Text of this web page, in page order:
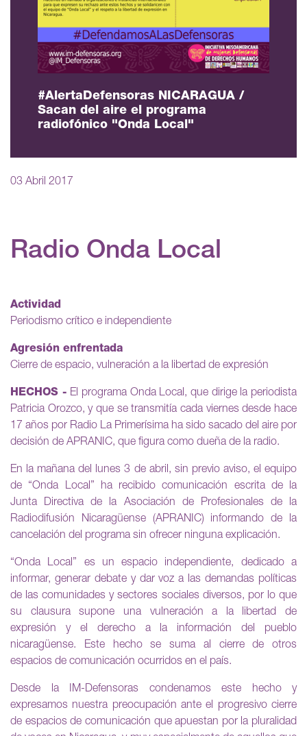
#AlertaDefensoras NICARAGUA /
Sacan del aire el programa
radiofónico "Onda Local"
03 Abril 2017
Radio Onda Local
Actividad
Periodismo crítico e independiente
Agresión enfrentada
Cierre de espacio, vulneración a la libertad de expresión
HECHOS - El programa Onda Local, que dirige la periodista
Patricia Orozco, y que se transmitía cada viernes desde hace
17 años por Radio La Primerísima ha sido sacado del aire por
decisión de APRANIC, que figura como dueña de la radio.
En la mañana del lunes 3 de abril, sin previo aviso, el equipo
de “Onda Local” ha recibido comunicación escrita de la
Junta Directiva de la Asociación de Profesionales de la
Radiodifusión Nicaragüense (APRANIC) informando de la
cancelación del programa sin ofrecer ninguna explicación.
“Onda Local” es un espacio independiente, dedicado a
informar, generar debate y dar voz a las demandas políticas
de las comunidades y sectores sociales diversos, por lo que
su clausura supone una vulneración a la libertad de
expresión y el derecho a la información del pueblo
nicaragüense. Este hecho se suma al cierre de otros
espacios de comunicación ocurridos en el país.
Desde la IM-Defensoras condenamos este hecho y
expresamos nuestra preocupación ante el progresivo cierre
de espacios de comunicación que apuestan por la pluralidad